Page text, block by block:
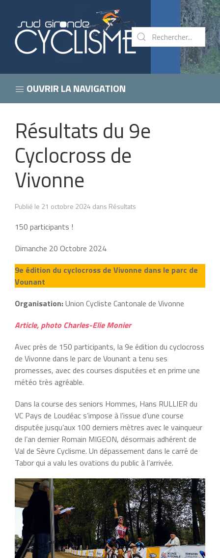
OUVRIR LA NAVIGATION
Résultats du 9e
Cyclocross de
Vivonne
Publié le 21 octobre 2024 dans Résultats
150 participants !
Dimanche 20 Octobre 2024
9e édition du cyclocross de Vivonne dans le parc de
Vounant
Organisation:Union Cycliste Cantonale de Vivonne
Article, photo Charles-Elie Monier
Avec près de 150 participants, la 9e édition du cyclocross
de Vivonne dans le parc de Vounant a tenu ses
promesses, avec des courses disputées et en prime une
météo très agréable.
Dans la course des seniors Hommes, Hans RULLIER du
VC Pays de Loudéac s’impose à l’issue d’une course
disputée jusqu’aux 100 derniers mètres avec le vainqueur
de l’an dernier Romain MIGEON, désormais adhérent de
Val de Sèvre Cyclisme. Un dépassement dans le carré de
Tabor qui a valu les ovations du public à l’arrivée.